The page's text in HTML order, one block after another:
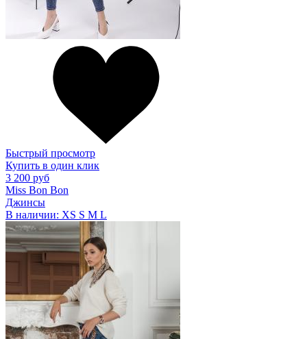
Быстрый просмотр
Купить в один клик
3 200 руб
Miss Bon Bon
Джинсы
В наличии: XS S M L